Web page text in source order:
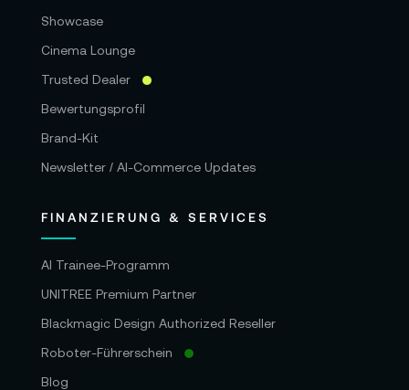
Showcase
Cinema Lounge
Trusted Dealer
Bewertungsprofil
Brand-Kit
Newsletter / AI-Commerce Updates
FINANZIERUNG & SERVICES
AI Trainee-Programm
UNITREE Premium Partner
Blackmagic Design Authorized Reseller
Roboter-Führerschein
Blog